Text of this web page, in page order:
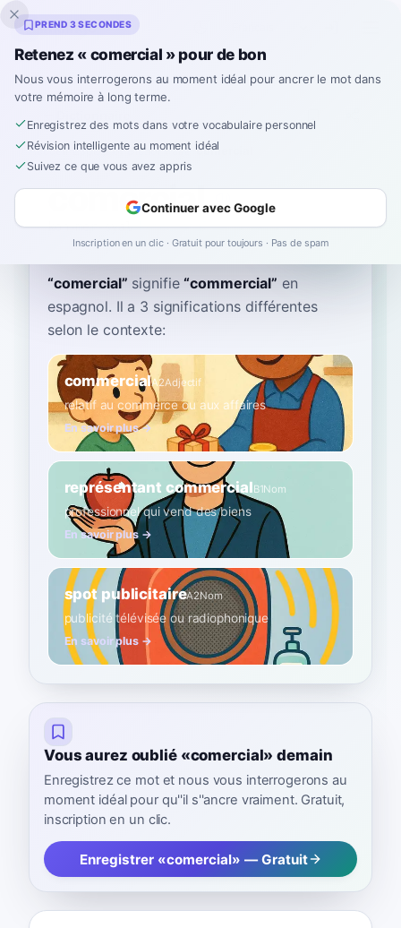
Inklingo
Accueil› Espagnol›Dictionnaire ›comercial
comercial
koh-mer-syal komeɾˈsjal
“comercial” signifie “commercial” en
espagnol. Il a 3 significations différentes
selon le contexte:
commercialA2Adjectif
relatif au commerce ou aux affaires
En savoir plus →
représentant commercialB1Nom
professionnel qui vend des biens
En savoir plus →
spot publicitaireA2Nom
publicité télévisée ou radiophonique
En savoir plus →
Vous aurez oublié «comercial» demain
Enregistrez ce mot et nous vous interrogerons au
moment idéal pour qu''il s''ancre vraiment. Gratuit,
inscription en un clic.
Enregistrer «comercial» — Gratuit
PREND 3 SECONDES
Retenez « comercial » pour de bon
Nous vous interrogerons au moment idéal pour ancrer le mot dans
votre mémoire à long terme.
Enregistrez des mots dans votre vocabulaire personnel
Révision intelligente au moment idéal
Suivez ce que vous avez appris
Continuer avec Google
Inscription en un clic · Gratuit pour toujours · Pas de spam